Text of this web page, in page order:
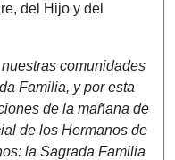
del Hijo y del
comunidades
Familia, y por esta
de la mañana de
de los Hermanos de
la Sagrada Familia